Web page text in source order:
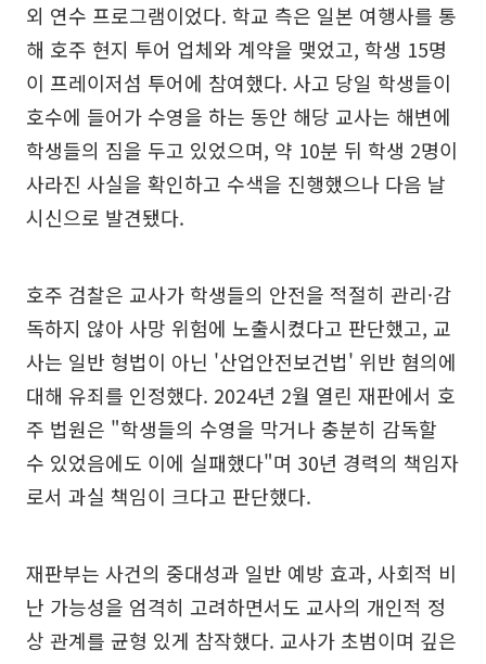
외 연수 프로그램이었다. 학교 측은 일본 여행사를 통
해 호주 현지 투어 업체와 계약을 맺었고, 학생 15명
이 프레이저섬 투어에 참여했다. 사고 당일 학생들이
호수에 들어가 수영을 하는 동안 해당 교사는 해변에
학생들의 짐을 두고 있었으며, 약 10분 뒤 학생 2명이
사라진 사실을 확인하고 수색을 진행했으나 다음 날
시신으로 발견됐다.
호주 검찰은 교사가 학생들의 안전을 적절히 관리·감
독하지 않아 사망 위험에 노출시켰다고 판단했고, 교
사는 일반 형법이 아닌 '산업안전보건법' 위반 혐의에
대해 유죄를 인정했다. 2024년 2월 열린 재판에서 호
주 법원은 "학생들의 수영을 막거나 충분히 감독할
수 있었음에도 이에 실패했다"며 30년 경력의 책임자
로서 과실 책임이 크다고 판단했다.
재판부는 사건의 중대성과 일반 예방 효과, 사회적 비
난 가능성을 엄격히 고려하면서도 교사의 개인적 정
상 관계를 균형 있게 참작했다. 교사가 초범이며 깊은